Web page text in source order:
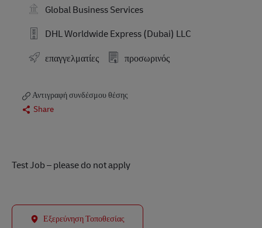
Global Business Services
DHL Worldwide Express (Dubai) LLC
επαγγελματίες
προσωρινός
Αντιγραφή συνδέσμου θέσης
Share
Test Job – please do not apply
Εξερεύνηση Τοποθεσίας